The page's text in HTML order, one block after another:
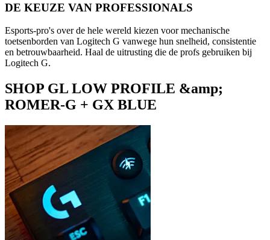
DE KEUZE VAN PROFESSIONALS
Esports-pro's over de hele wereld kiezen voor mechanische
toetsenborden van Logitech G vanwege hun snelheid, consistentie
en betrouwbaarheid. Haal de uitrusting die de profs gebruiken bij
Logitech G.
SHOP GL LOW PROFILE &amp;
ROMER-G + GX BLUE